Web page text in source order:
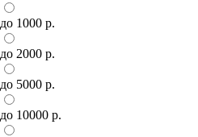
до 1000 р.
до 2000 р.
до 5000 р.
до 10000 р.